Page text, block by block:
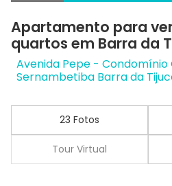
Apartamento para
quartos em Barra da
Avenida Pepe - Condomínio
Sernambetiba Barra da
23 Fotos
Tour Virtual